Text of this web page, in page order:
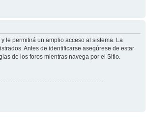
le permitirá un amplio acceso al sistema. La
Antes de identificarse asegúrese de estar
de los foros mientras navega por el Sitio.